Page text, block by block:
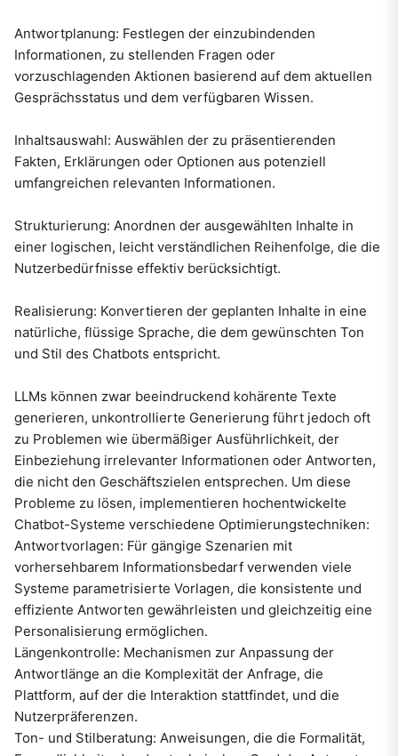
Antwortplanung: Festlegen der einzubindenden
Informationen, zu stellenden Fragen oder
vorzuschlagenden Aktionen basierend auf dem aktuellen
Gesprächsstatus und dem verfügbaren Wissen.
Inhaltsauswahl: Auswählen der zu präsentierenden
Fakten, Erklärungen oder Optionen aus potenziell
umfangreichen relevanten Informationen.
Strukturierung: Anordnen der ausgewählten Inhalte in
einer logischen, leicht verständlichen Reihenfolge, die die
Nutzerbedürfnisse effektiv berücksichtigt.
Realisierung: Konvertieren der geplanten Inhalte in eine
natürliche, flüssige Sprache, die dem gewünschten Ton
und Stil des Chatbots entspricht.
LLMs können zwar beeindruckend kohärente Texte
generieren, unkontrollierte Generierung führt jedoch oft
zu Problemen wie übermäßiger Ausführlichkeit, der
Einbeziehung irrelevanter Informationen oder Antworten,
die nicht den Geschäftszielen entsprechen. Um diese
Probleme zu lösen, implementieren hochentwickelte
Chatbot-Systeme verschiedene Optimierungstechniken:
Antwortvorlagen: Für gängige Szenarien mit
vorhersehbarem Informationsbedarf verwenden viele
Systeme parametrisierte Vorlagen, die konsistente und
effiziente Antworten gewährleisten und gleichzeitig eine
Personalisierung ermöglichen.
Längenkontrolle: Mechanismen zur Anpassung der
Antwortlänge an die Komplexität der Anfrage, die
Plattform, auf der die Interaktion stattfindet, und die
Nutzerpräferenzen.
Ton- und Stilberatung: Anweisungen, die die Formalität,